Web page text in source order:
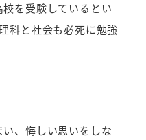
を受験しているとい
科と社会も必死に勉強
、悔しい思いをしな